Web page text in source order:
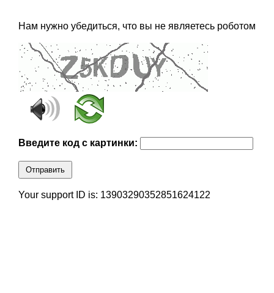
Нам нужно убедиться, что вы не являетесь роботом
Введите код с картинки:
Отправить
Your support ID is: 13903290352851624122